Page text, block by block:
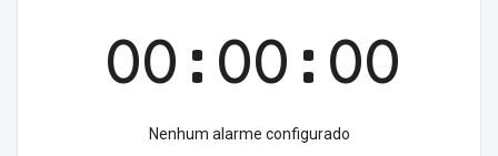
00:00:00
Nenhum alarme configurado